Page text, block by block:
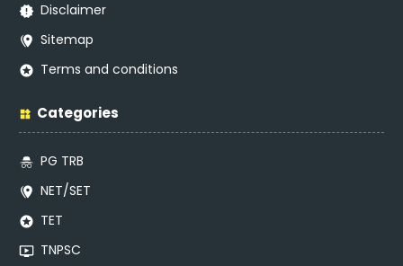
Disclaimer
Sitemap
Terms and conditions
Categories
PG TRB
NET/SET
TET
TNPSC